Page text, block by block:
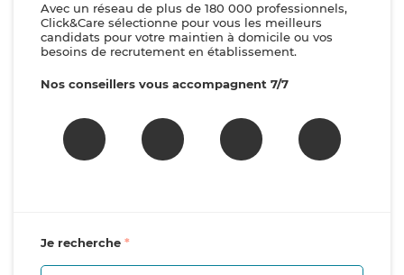
Avec un réseau de plus de 180 000 professionnels,
Click&Care sélectionne pour vous les meilleurs
candidats pour votre maintien à domicile ou vos
besoins de recrutement en établissement.
Nos conseillers vous accompagnent 7/7
Je recherche